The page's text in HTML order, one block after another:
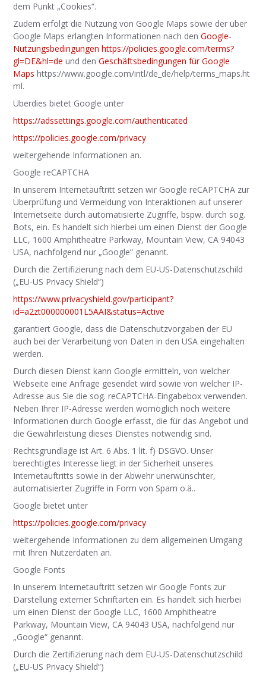
dem Punkt „Cookies“.
Zudem erfolgt die Nutzung von Google Maps sowie der über
Google Maps erlangten Informationen nach denGoogle-
Nutzungsbedingungen https://policies.google.com/terms?
gl=DE&hl=de und denGeschäftsbedingungen für Google
Maps https://www.google.com/intl/de_de/help/terms_maps.ht
ml.
Überdies bietet Google unter
https://adssettings.google.com/authenticated
https://policies.google.com/privacy
weitergehende Informationen an.
Google reCAPTCHA
In unserem Internetauftritt setzen wir Google reCAPTCHA zur
Überprüfung und Vermeidung von Interaktionen auf unserer
Internetseite durch automatisierte Zugriffe, bspw. durch sog.
Bots, ein. Es handelt sich hierbei um einen Dienst der Google
LLC, 1600 Amphitheatre Parkway, Mountain View, CA 94043
USA, nachfolgend nur „Google“ genannt.
Durch die Zertifizierung nach dem EU-US-Datenschutzschild
(„EU-US Privacy Shield“)
https://www.privacyshield.gov/participant?
id=a2zt000000001L5AAI&status=Active
garantiert Google, dass die Datenschutzvorgaben der EU
auch bei der Verarbeitung von Daten in den USA eingehalten
werden.
Durch diesen Dienst kann Google ermitteln, von welcher
Webseite eine Anfrage gesendet wird sowie von welcher IP-
Adresse aus Sie die sog. reCAPTCHA-Eingabebox verwenden.
Neben Ihrer IP-Adresse werden womöglich noch weitere
Informationen durch Google erfasst, die für das Angebot und
die Gewährleistung dieses Dienstes notwendig sind.
Rechtsgrundlage ist Art. 6 Abs. 1 lit. f) DSGVO. Unser
berechtigtes Interesse liegt in der Sicherheit unseres
Internetauftritts sowie in der Abwehr unerwünschter,
automatisierter Zugriffe in Form von Spam o.ä..
Google bietet unter
https://policies.google.com/privacy
weitergehende Informationen zu dem allgemeinen Umgang
mit Ihren Nutzerdaten an.
Google Fonts
In unserem Internetauftritt setzen wir Google Fonts zur
Darstellung externer Schriftarten ein. Es handelt sich hierbei
um einen Dienst der Google LLC, 1600 Amphitheatre
Parkway, Mountain View, CA 94043 USA, nachfolgend nur
„Google“ genannt.
Durch die Zertifizierung nach dem EU-US-Datenschutzschild
(„EU-US Privacy Shield“)